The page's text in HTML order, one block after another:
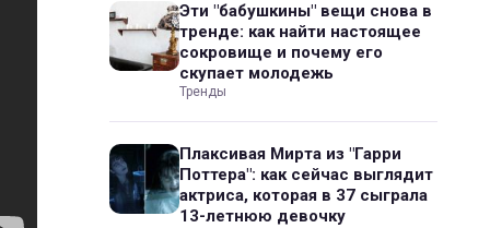
Эти "бабушкины" вещи снова в
тренде: как найти настоящее
сокровище и почему его
скупает молодежь
Тренды
Плаксивая Мирта из "Гарри
Поттера": как сейчас выглядит
актриса, которая в 37 сыграла
13-летнюю девочку